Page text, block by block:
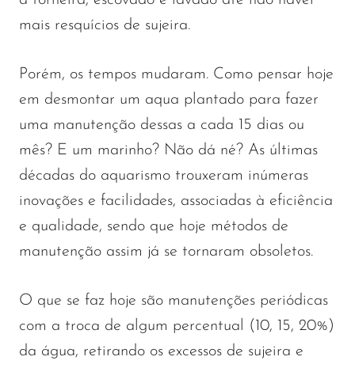
mais resquícios de sujeira.
Porém, os tempos mudaram. Como pensar hoje
em desmontar um aqua plantado para fazer
uma manutenção dessas a cada 15 dias ou
mês? E um marinho? Não dá né? As últimas
décadas do aquarismo trouxeram inúmeras
inovações e facilidades, associadas à eficiência
e qualidade, sendo que hoje métodos de
manutenção assim já se tornaram obsoletos.
O que se faz hoje são manutenções periódicas
com a troca de algum percentual (10, 15, 20%)
da água, retirando os excessos de sujeira e